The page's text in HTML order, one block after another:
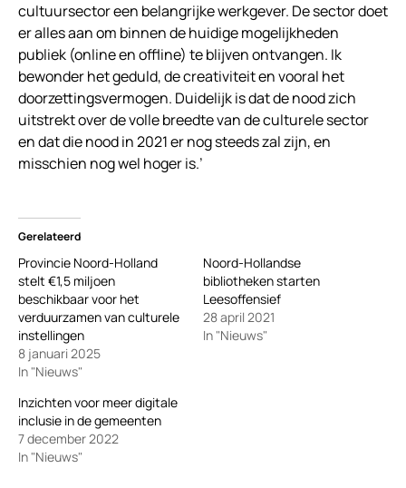
cultuursector een belangrijke werkgever. De sector doet
er alles aan om binnen de huidige mogelijkheden
publiek (online en offline) te blijven ontvangen. Ik
bewonder het geduld, de creativiteit en vooral het
doorzettingsvermogen. Duidelijk is dat de nood zich
uitstrekt over de volle breedte van de culturele sector
en dat die nood in 2021 er nog steeds zal zijn, en
misschien nog wel hoger is.’
Gerelateerd
Provincie Noord-Holland
stelt €1,5 miljoen
beschikbaar voor het
verduurzamen van culturele
instellingen
8 januari 2025
In "Nieuws"
Noord-Hollandse
bibliotheken starten
Leesoffensief
28 april 2021
In "Nieuws"
Inzichten voor meer digitale
inclusie in de gemeenten
7 december 2022
In "Nieuws"